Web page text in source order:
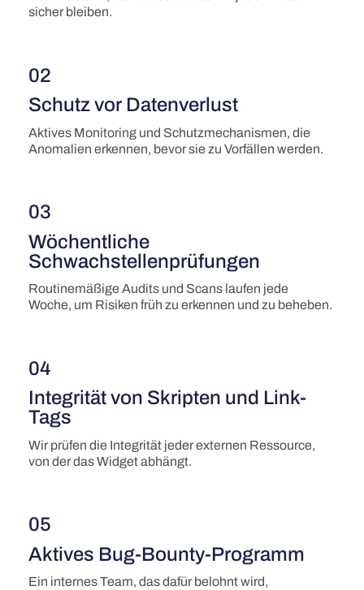
sicher bleiben.
02
Schutz vor Datenverlust
Aktives Monitoring und Schutzmechanismen, die
Anomalien erkennen, bevor sie zu Vorfällen werden.
03
Wöchentliche
Schwachstellenprüfungen
Routinemäßige Audits und Scans laufen jede
Woche, um Risiken früh zu erkennen und zu beheben.
04
Integrität von Skripten und Link-
Tags
Wir prüfen die Integrität jeder externen Ressource,
von der das Widget abhängt.
05
Aktives Bug-Bounty-Programm
Ein internes Team, das dafür belohnt wird,